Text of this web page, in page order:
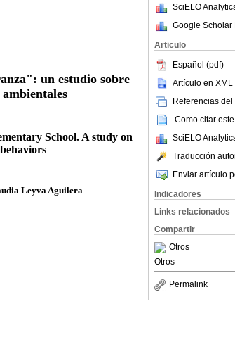
SciELO
Google Scholar
Articulo
Español (pdf)
Artículo en XML
Referencias del
Como citar
SciELO
Traducción
Enviar artículo
Indicadores
Links relacionados
Compartir
Otros
Otros
Permalink
un estudio sobre
School. A study on
Leyva Aguilera